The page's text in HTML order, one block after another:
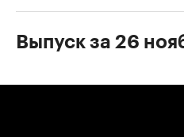
Выпуск за 26